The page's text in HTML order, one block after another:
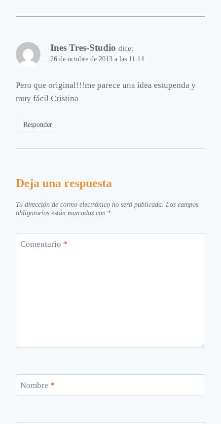
Ines Tres-Studio dice:
26 de octubre de 2013 a las 11:14
Pero que original!!!me parece una idea estupenda y
muy fácil Cristina
Responder
Deja una respuesta
Tu dirección de correo electrónico no será publicada. Los campos
obligatorios están marcados con *
Comentario *
Nombre *